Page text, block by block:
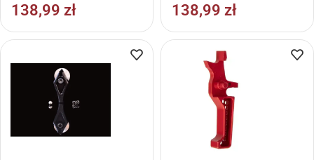
138,99 zł 138,99 zł